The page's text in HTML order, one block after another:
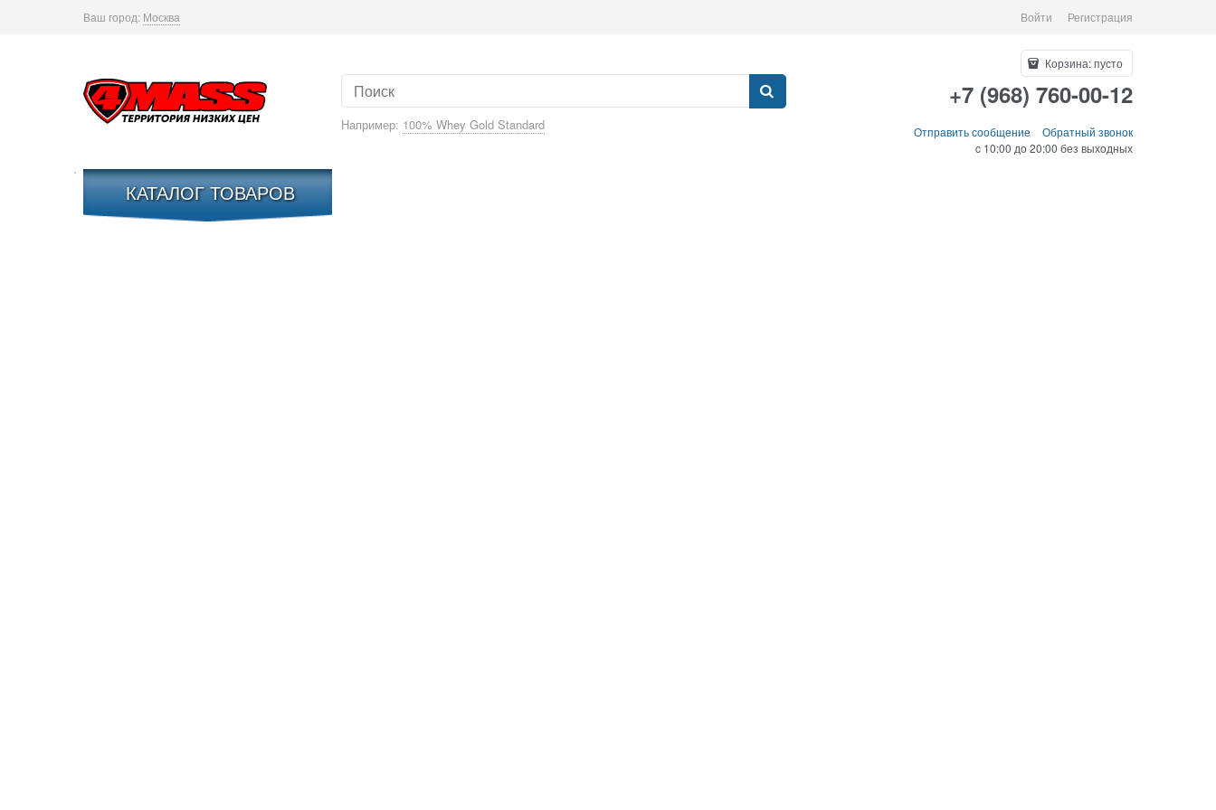
Ваш город: Москва Войти Регистрация
Например: 100% Whey Gold Standard
Корзина:пусто
+7 (968) 760-00-12
Отправить сообщение
Обратный звонок
c 10:00 до 20:00 без выходных
КАТАЛОГ ТОВАРОВ